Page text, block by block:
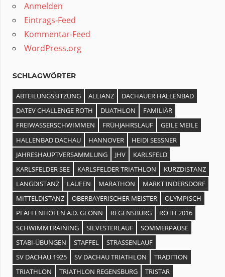
Anmelden
Eintrags-Feed
Kommentar-Feed
WordPress.org
SCHLAGWÖRTER
ABTEILUNGSSITZUNG ALLIANZ
DACHAUER HALLENBAD
DATEV CHALLENGE ROTH
DUATHLON
FAMILIÄR
FREIWASSERSCHWIMMEN
FRÜHJAHRSLAUF
GEILE MEILE
HALLENBAD DACHAU
HANNOVER
HEIDI SESSNER
JAHRESHAUPTVERSAMMLUNG
JHV
KARLSFELD
KARLSFELDER SEE
KARLSFELDER TRIATHLON
KURZDISTANZ
LANGDISTANZ
LAUFEN MARATHON
MARKT INDERSDORF
MITTELDISTANZ
OBERBAYERISCHER MEISTER
OLYMPISCH
PFAFFENHOFEN A.D. GLONN
REGENSBURG
ROTH 2016
SCHWIMMTRAINING
SILVESTERLAUF
SOMMERPAUSE
STABI-ÜBUNGEN
STAFFEL
STRASSENLAUF
SV DACHAU 1925
SV DACHAU TRIATHLON
TRADITION
TRIATHLON
TRIATHLON REGENSBURG
TRISTAR